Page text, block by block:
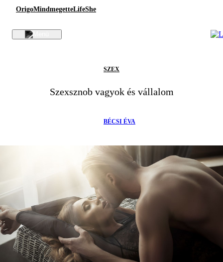
OrigoMindmegetteLifeShe
SZEX
Szexsznob vagyok és vállalom
BÉCSI ÉVA